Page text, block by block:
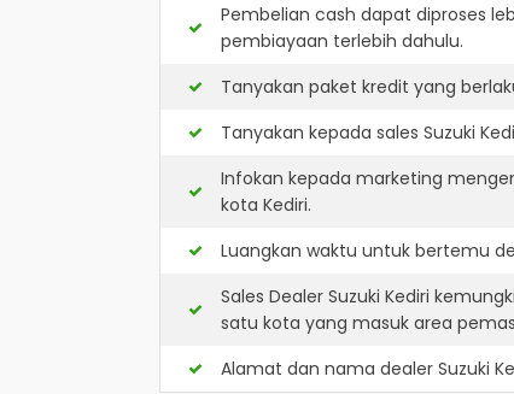
Pembelian cash dapat diproses
pembiayaan terlebih dahulu.
Tanyakan paket kredit yang
Tanyakan kepada sales Suzuki
Infokan kepada marketing
kota Kediri.
Luangkan waktu untuk bertemu
Sales Dealer Suzuki Kediri
satu kota yang masuk area
Alamat dan nama dealer Suzuki